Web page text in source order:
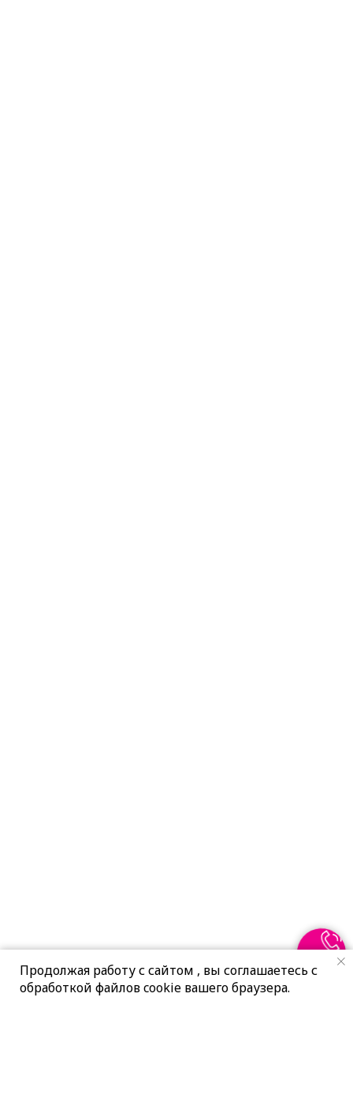
Продолжая работу с сайтом , вы соглашаетесь с
обработкой файлов cookie вашего браузера.